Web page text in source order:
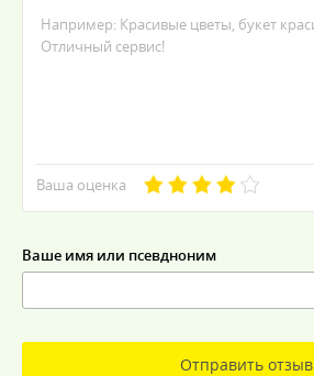
Ваша оценка
Ваше имя или псевдноним
Отправить отзыв